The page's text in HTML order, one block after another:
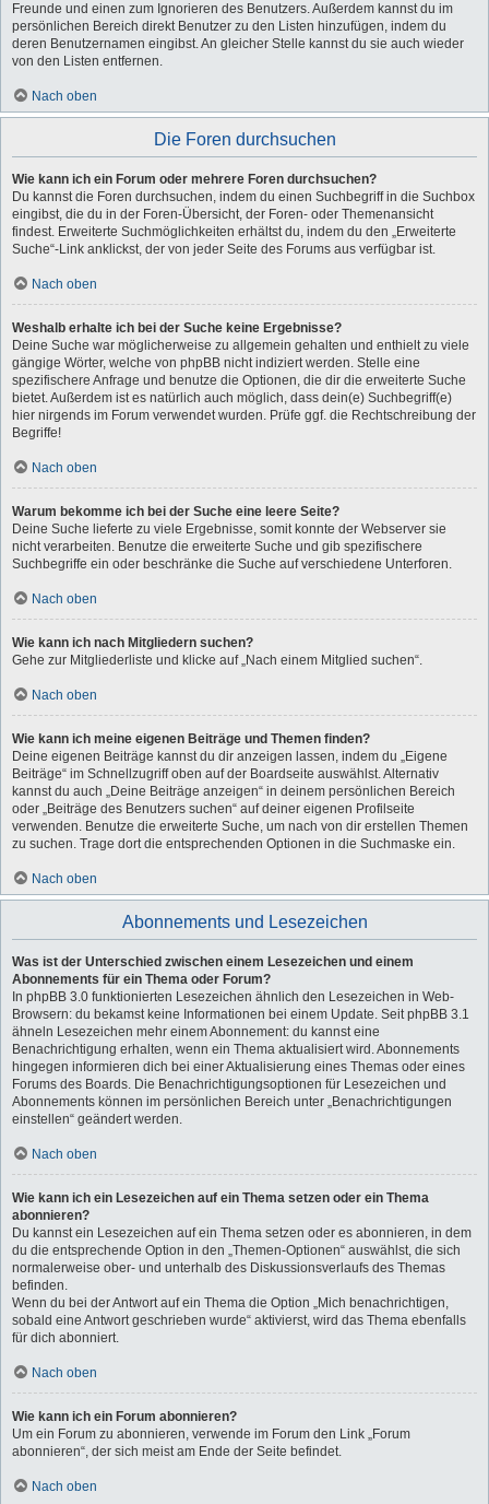
Freunde und einen zum Ignorieren des Benutzers. Außerdem kannst du im
persönlichen Bereich direkt Benutzer zu den Listen hinzufügen, indem du
deren Benutzernamen eingibst. An gleicher Stelle kannst du sie auch wieder
von den Listen entfernen.
Nach oben
Die Foren durchsuchen
Wie kann ich ein Forum oder mehrere Foren durchsuchen?
Du kannst die Foren durchsuchen, indem du einen Suchbegriff in die Suchbox
eingibst, die du in der Foren-Übersicht, der Foren- oder Themenansicht
findest. Erweiterte Suchmöglichkeiten erhältst du, indem du den „Erweiterte
Suche“-Link anklickst, der von jeder Seite des Forums aus verfügbar ist.
Nach oben
Weshalb erhalte ich bei der Suche keine Ergebnisse?
Deine Suche war möglicherweise zu allgemein gehalten und enthielt zu viele
gängige Wörter, welche von phpBB nicht indiziert werden. Stelle eine
spezifischere Anfrage und benutze die Optionen, die dir die erweiterte Suche
bietet. Außerdem ist es natürlich auch möglich, dass dein(e) Suchbegriff(e)
hier nirgends im Forum verwendet wurden. Prüfe ggf. die Rechtschreibung der
Begriffe!
Nach oben
Warum bekomme ich bei der Suche eine leere Seite?
Deine Suche lieferte zu viele Ergebnisse, somit konnte der Webserver sie
nicht verarbeiten. Benutze die erweiterte Suche und gib spezifischere
Suchbegriffe ein oder beschränke die Suche auf verschiedene Unterforen.
Nach oben
Wie kann ich nach Mitgliedern suchen?
Gehe zur Mitgliederliste und klicke auf „Nach einem Mitglied suchen“.
Nach oben
Wie kann ich meine eigenen Beiträge und Themen finden?
Deine eigenen Beiträge kannst du dir anzeigen lassen, indem du „Eigene
Beiträge“ im Schnellzugriff oben auf der Boardseite auswählst. Alternativ
kannst du auch „Deine Beiträge anzeigen“ in deinem persönlichen Bereich
oder „Beiträge des Benutzers suchen“ auf deiner eigenen Profilseite
verwenden. Benutze die erweiterte Suche, um nach von dir erstellen Themen
zu suchen. Trage dort die entsprechenden Optionen in die Suchmaske ein.
Nach oben
Abonnements und Lesezeichen
Was ist der Unterschied zwischen einem Lesezeichen und einem
Abonnements für ein Thema oder Forum?
In phpBB 3.0 funktionierten Lesezeichen ähnlich den Lesezeichen in Web-
Browsern: du bekamst keine Informationen bei einem Update. Seit phpBB 3.1
ähneln Lesezeichen mehr einem Abonnement: du kannst eine
Benachrichtigung erhalten, wenn ein Thema aktualisiert wird. Abonnements
hingegen informieren dich bei einer Aktualisierung eines Themas oder eines
Forums des Boards. Die Benachrichtigungsoptionen für Lesezeichen und
Abonnements können im persönlichen Bereich unter „Benachrichtigungen
einstellen“ geändert werden.
Nach oben
Wie kann ich ein Lesezeichen auf ein Thema setzen oder ein Thema
abonnieren?
Du kannst ein Lesezeichen auf ein Thema setzen oder es abonnieren, in dem
du die entsprechende Option in den „Themen-Optionen“ auswählst, die sich
normalerweise ober- und unterhalb des Diskussionsverlaufs des Themas
befinden.
Wenn du bei der Antwort auf ein Thema die Option „Mich benachrichtigen,
sobald eine Antwort geschrieben wurde“ aktivierst, wird das Thema ebenfalls
für dich abonniert.
Nach oben
Wie kann ich ein Forum abonnieren?
Um ein Forum zu abonnieren, verwende im Forum den Link „Forum
abonnieren“, der sich meist am Ende der Seite befindet.
Nach oben